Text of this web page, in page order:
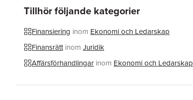
Tillhör följande kategorier
Finansiering inom Ekonomi och Ledarskap
Finansrätt inom Juridik
Affärsförhandlingar inom Ekonomi och Ledarskap